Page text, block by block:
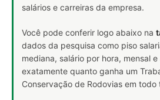
salários e carreiras da empresa.
Você pode conferir logo abaixo na
dados da pesquisa como piso
mediana, salário por hora, mensal
exatamente quanto ganha um
Conservação de Rodovias em todo